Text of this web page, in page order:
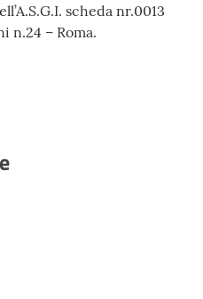
scheda nr.0013
n.24 – Roma.